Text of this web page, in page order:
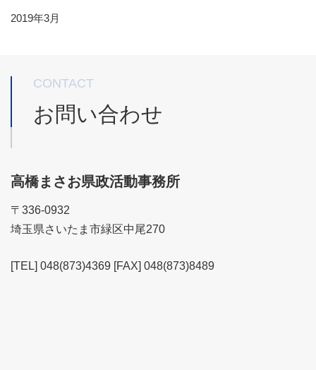
2019年3月
CONTACT
お問い合わせ
高橋まさお県政活動事務所
〒336-0932
埼玉県さいたま市緑区中尾270
[TEL] 048(873)4369 [FAX] 048(873)8489